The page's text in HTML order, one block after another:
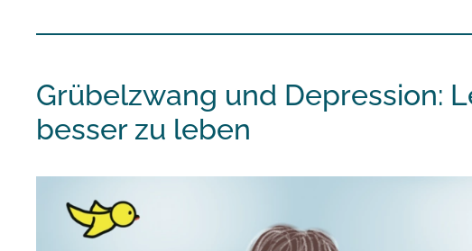
Grübelzwang und Depression:
besser zu leben